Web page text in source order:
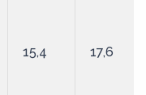
15,4 17,6